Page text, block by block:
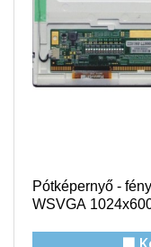
Pótképernyő - f
WSVGA